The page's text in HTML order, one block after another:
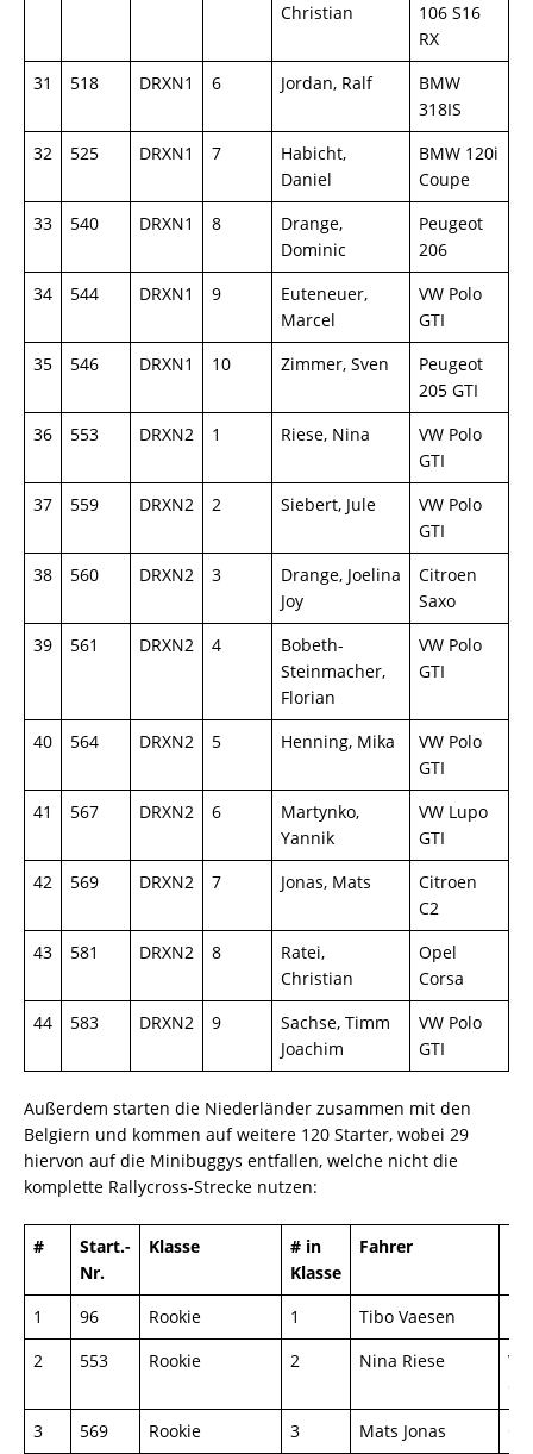
Christian
106 S16
RX
31
518 DRXN1 6 Jordan, Ralf
BMW
318IS
32
525 DRXN1 7
Habicht,
Daniel
BMW 120i
Coupe
33
540 DRXN1 8
Drange,
Dominic
Peugeot
206
34
544 DRXN1 9
Euteneuer,
Marcel
VW Polo
GTI
35
546 DRXN1 10 Zimmer, Sven
Peugeot
205 GTI
36
553 DRXN2 1 Riese, Nina
VW Polo
GTI
37
559 DRXN2 2 Siebert, Jule
VW Polo
GTI
38
560 DRXN2 3
Drange, Joelina
Joy
Citroen
Saxo
39
561 DRXN2 4
Bobeth-
Steinmacher,
Florian
VW Polo
GTI
40 564 DRXN2 5 Henning, Mika
VW Polo
GTI
41
567 DRXN2 6
Martynko,
Yannik
VW Lupo
GTI
42
569 DRXN2 7 Jonas, Mats
Citroen
C2
43
581 DRXN2 8
Ratei,
Christian
Opel
Corsa
44
583 DRXN2 9
Sachse, Timm
Joachim
VW Polo
GTI
Außerdem starten die Niederländer zusammen mit den
Belgiern und kommen auf weitere 120 Starter, wobei 29
hiervon auf die Minibuggys entfallen, welche nicht die
komplette Rallycross-Strecke nutzen:
#
Start.-
Nr.
Klasse
# in
Klasse
Fahrer
1 96 Rookie 1 Tibo Vaesen
2
553 Rookie 2 Nina Riese
GTI
3
569 Rookie 3 Mats Jonas